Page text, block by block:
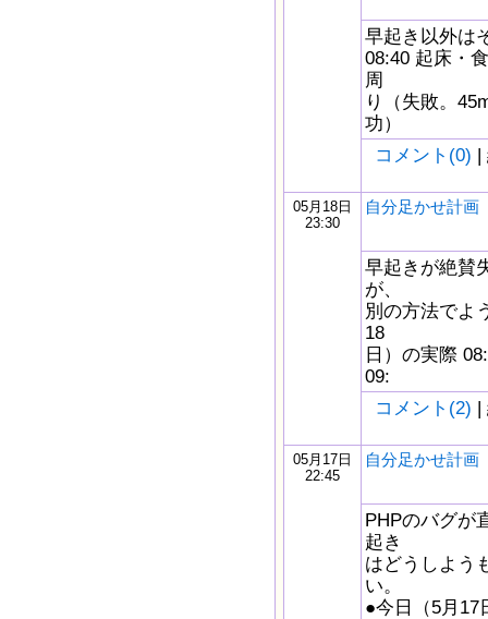
早起き以外は
08:40 起床・
周
り（失敗。
功）
コメント(0) |
05月18日
23:30
自分足かせ計
早起きが絶賛
が、
別の方法でよ
18
日）の実際
09:
コメント(2) |
05月17日
22:45
自分足かせ計
PHPのバグが
起き
はどうしよう
い。
●今日（5月17